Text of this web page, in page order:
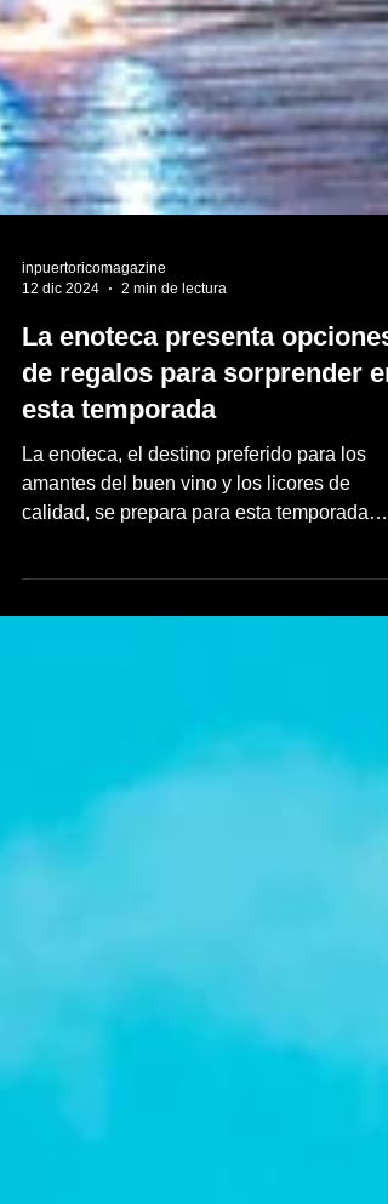
inpuertoricomagazine
12 dic 2024
2 min de lectura
La enoteca presenta opciones
de regalos para sorprender en
esta temporada
La enoteca, el destino preferido para los